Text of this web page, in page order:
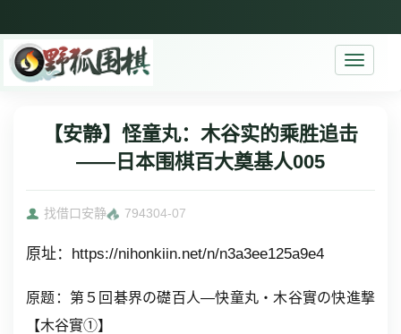
Toggle
【安静】怪童丸：木谷实的乘胜追击
——日本围棋百大奠基人005
找借口安静 794304-07
原址：https://nihonkiin.net/n/n3a3ee125a9e4
原题：第５回碁界の礎百人―快童丸・木谷實の快進撃
【木谷實①】